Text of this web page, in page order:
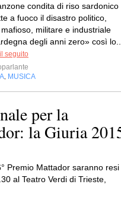
condita di riso sardonico
a fuoco il disastro politico,
militare e industriale
degli anni zero» così
seguito
MUSICA
per la
la Giuria
Premio Mattador saranno resi
al Teatro Verdi di Trieste,